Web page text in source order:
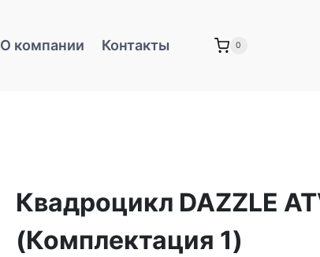
О компании Контакты 0
Квадроцикл DAZZLE
(Комплектация 1)